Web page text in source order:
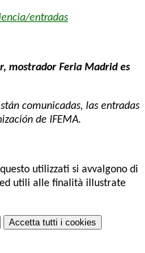
entradas
mostrador Feria Madrid es
comunicadas, las entradas
de IFEMA.
utilizzati si avvalgono di
utili alle finalità illustrate
Accetta tutti i cookies